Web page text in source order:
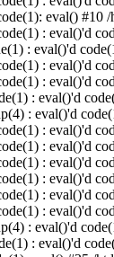
eval()
: eval()'d
: eval()'d
: eval()'d
: eval()'d
: eval()'d
: eval()'d
: eval()'d
: eval()'d
: eval()'d
: eval()'d
: eval()'d
: eval()'d
: eval()'d
: eval()'d